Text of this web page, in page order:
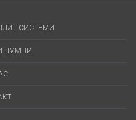
СИСТЕМИ
ПУМПИ